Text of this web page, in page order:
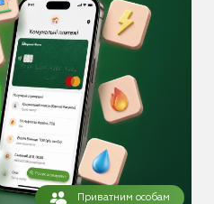
Приватним особам